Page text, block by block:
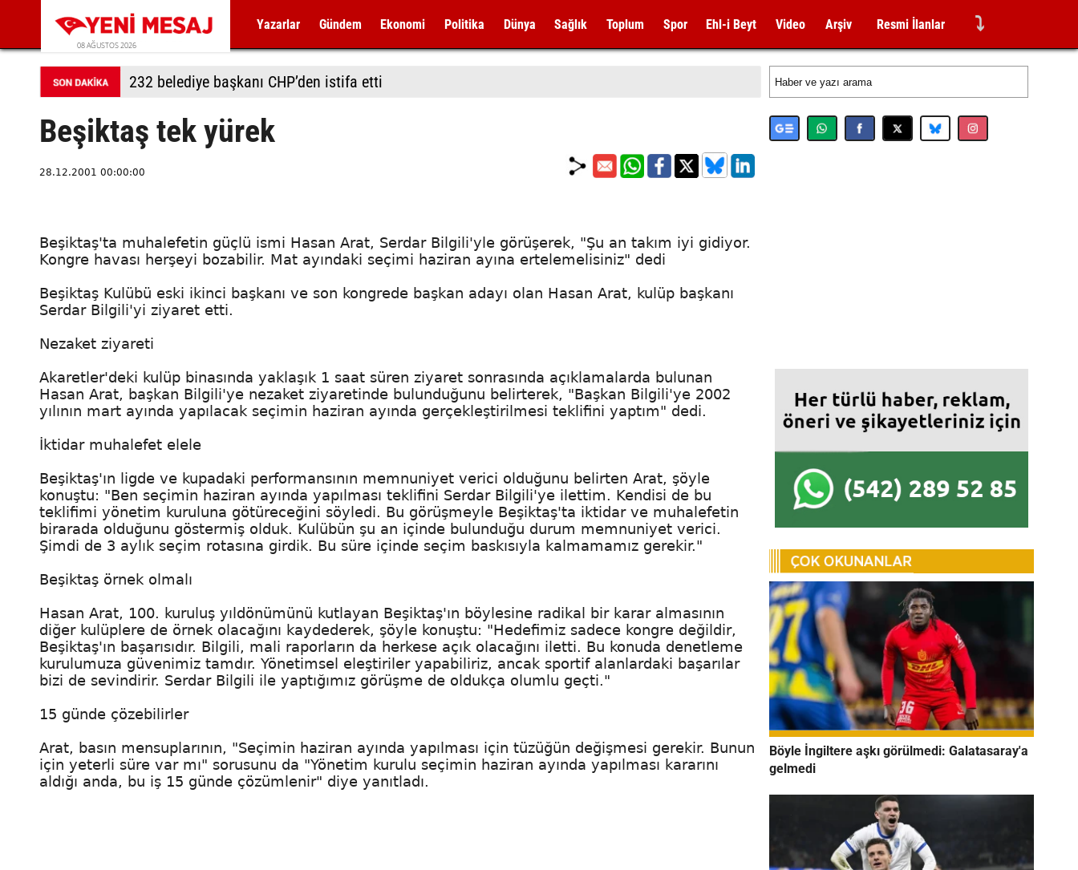
08 AĞUSTOS 2026
Yazarlar Gündem Ekonomi Politika Dünya Sağlık Toplum Spor Ehl-i Beyt Video Arşiv Resmi İlanlar ⤵
232 belediye başkanı CHP’den istifa etti
Beşiktaş tek yürek
28.12.2001 00:00:00
Beşiktaş'ta muhalefetin güçlü ismi Hasan Arat, Serdar Bilgili'yle görüşerek, "Şu an takım iyi gidiyor.
Kongre havası herşeyi bozabilir. Mat ayındaki seçimi haziran ayına ertelemelisiniz" dedi
Beşiktaş Kulübü eski ikinci başkanı ve son kongrede başkan adayı olan Hasan Arat, kulüp başkanı
Serdar Bilgili'yi ziyaret etti.
Nezaket ziyareti
Akaretler'deki kulüp binasında yaklaşık 1 saat süren ziyaret sonrasında açıklamalarda bulunan
Hasan Arat, başkan Bilgili'ye nezaket ziyaretinde bulunduğunu belirterek, "Başkan Bilgili'ye 2002
yılının mart ayında yapılacak seçimin haziran ayında gerçekleştirilmesi teklifini yaptım" dedi.
İktidar muhalefet elele
Beşiktaş'ın ligde ve kupadaki performansının memnuniyet verici olduğunu belirten Arat, şöyle
konuştu: "Ben seçimin haziran ayında yapılması teklifini Serdar Bilgili'ye ilettim. Kendisi de bu
teklifimi yönetim kuruluna götüreceğini söyledi. Bu görüşmeyle Beşiktaş'ta iktidar ve muhalefetin
birarada olduğunu göstermiş olduk. Kulübün şu an içinde bulunduğu durum memnuniyet verici.
Şimdi de 3 aylık seçim rotasına girdik. Bu süre içinde seçim baskısıyla kalmamamız gerekir."
Beşiktaş örnek olmalı
Hasan Arat, 100. kuruluş yıldönümünü kutlayan Beşiktaş'ın böylesine radikal bir karar almasının
diğer kulüplere de örnek olacağını kaydederek, şöyle konuştu: "Hedefimiz sadece kongre değildir,
Beşiktaş'ın başarısıdır. Bilgili, mali raporların da herkese açık olacağını iletti. Bu konuda denetleme
kurulumuza güvenimiz tamdır. Yönetimsel eleştiriler yapabiliriz, ancak sportif alanlardaki başarılar
bizi de sevindirir. Serdar Bilgili ile yaptığımız görüşme de oldukça olumlu geçti."
15 günde çözebilirler
Arat, basın mensuplarının, "Seçimin haziran ayında yapılması için tüzüğün değişmesi gerekir. Bunun
için yeterli süre var mı" sorusunu da "Yönetim kurulu seçimin haziran ayında yapılması kararını
aldığı anda, bu iş 15 günde çözümlenir" diye yanıtladı.
Böyle İngiltere aşkı görülmedi: Galatasaray'a
gelmedi